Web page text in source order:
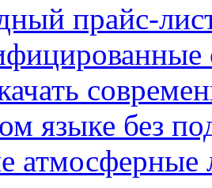
прайс-
языке без
атмосферные